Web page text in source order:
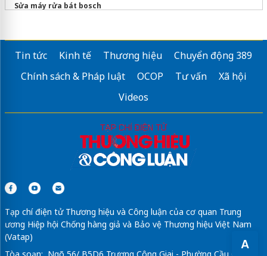
A
Sửa máy rửa bát bosch
Tin tức Kinh tế Thương hiệu
Chuyển động 389
Chính sách & Pháp luật
OCOP Tư vấn
Xã hội
Videos
Tạp chí điện tử Thương hiệu và Công luận của cơ quan Trung
ương Hiệp hội Chống hàng giả và Bảo vệ Thương hiệu Việt Nam
(Vatap)